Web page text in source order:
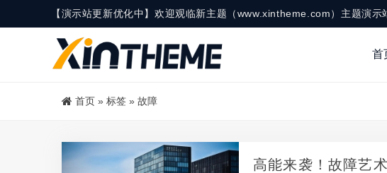
【演示站更新优化中】欢迎观临新主题（www.xintheme.com）主题演
首
首页 » 标签 » 故障
高能来袭！故障艺